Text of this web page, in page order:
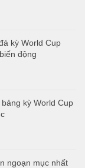
kỳ World Cup
động
kỳ World Cup
ngoạn mục nhất